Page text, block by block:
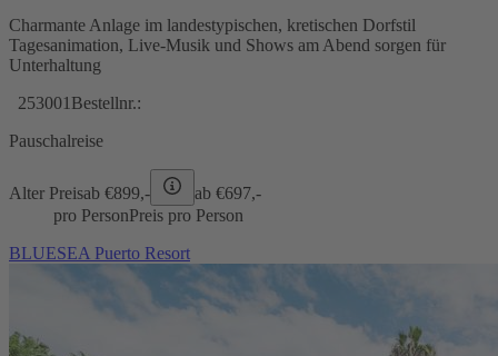
Charmante Anlage im landestypischen, kretischen Dorfstil
Tagesanimation, Live-Musik und Shows am Abend sorgen für
Unterhaltung
253001 Bestellnr.:
Pauschalreise
Alter Preisab €899,- ab €697,-
pro PersonPreis pro Person
BLUESEA Puerto Resort